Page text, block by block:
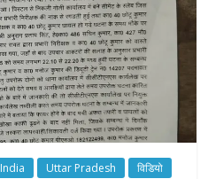
India Uttar Pradesh विडियो